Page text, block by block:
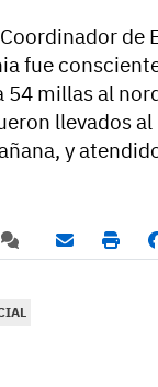
de
fue
54 millas al
llevados
y